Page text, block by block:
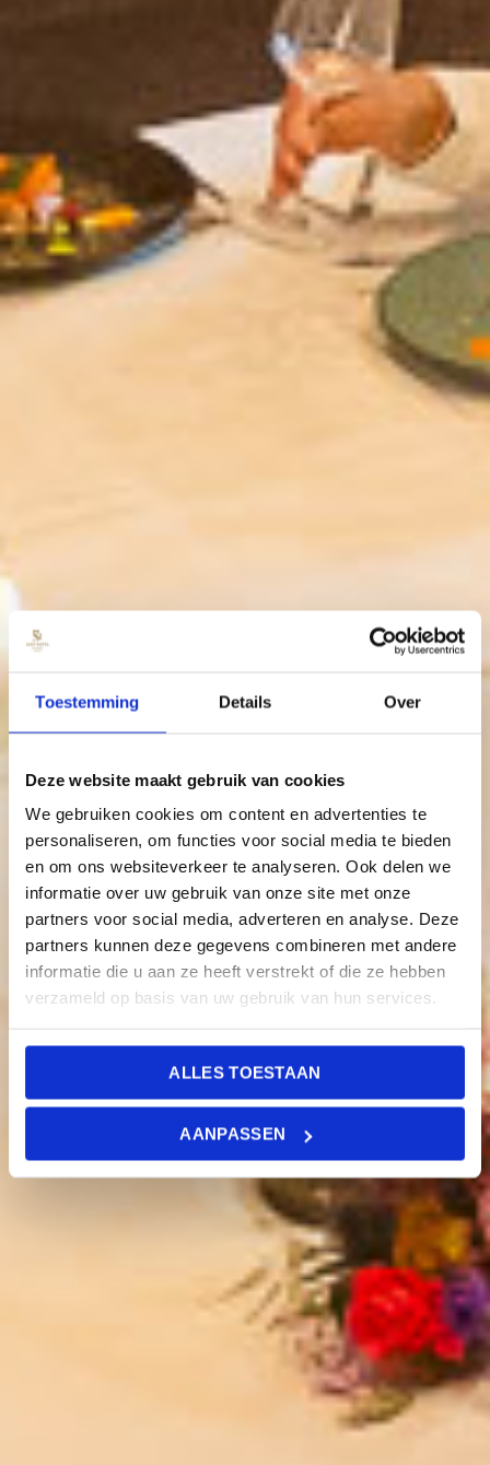
Toestemming Details Over
Deze website maakt gebruik van cookies
We gebruiken cookies om content en advertenties te
personaliseren, om functies voor social media te bieden
en om ons websiteverkeer te analyseren. Ook delen we
informatie over uw gebruik van onze site met onze
partners voor social media, adverteren en analyse. Deze
partners kunnen deze gegevens combineren met andere
informatie die u aan ze heeft verstrekt of die ze hebben
verzameld op basis van uw gebruik van hun services.
ALLES TOESTAAN
AANPASSEN